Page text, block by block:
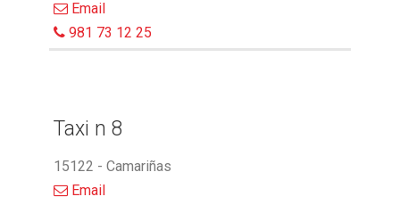
Email
981 73 12 25
Taxi n 8
15122 - Camariñas
Email